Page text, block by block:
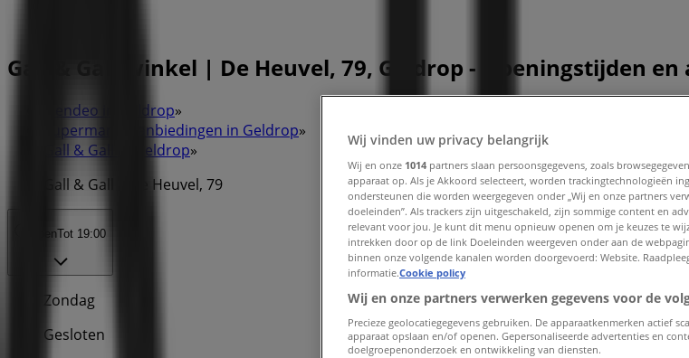
Gall & Gall-winkel | De Heuvel, 79, Geldrop - Openingstijden en
Tiendeo in Geldrop»
Supermarkt Aanbiedingen in Geldrop»
Gall & Gall in Geldrop»
Gall & Gall | De Heuvel, 79
OpenTot 19:00
Zondag
Gesloten
Wij vinden uw privacy belangrijk
Wij en onze 1014 partners slaan persoonsgegevens, zoals
apparaat op. Als je Akkoord selecteert, worden trackingtechnologieën
ondersteunen die worden weergegeven onder „Wij en onze partners
doeleinden”. Als trackers zijn uitgeschakeld, zijn sommige content en
relevant voor jou. Je kunt dit menu opnieuw openen om je keuzes te
intrekken door op de link Doeleinden weergeven onder aan de
binnen onze volgende kanalen worden doorgevoerd: Website.
informatie.Cookie policy
Wij en onze partners verwerken gegevens voor de
Precieze geolocatiegegevens gebruiken. De apparaatkenmerken actief
apparaat opslaan en/of openen. Gepersonaliseerde advertenties en
doelgroepenonderzoek en ontwikkeling van diensten.